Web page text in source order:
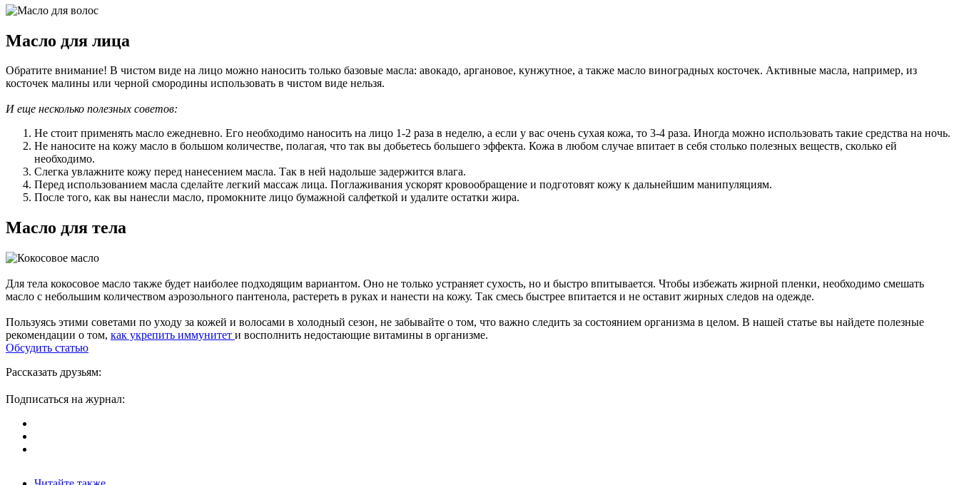
Масло для лица
Обратите внимание! В чистом виде на лицо можно наносить только базовые масла: авокадо, аргановое, кунжутное, а также масло виноградных косточек. Активные масла, например, из
косточек малины или черной смородины использовать в чистом виде нельзя.
И еще несколько полезных советов:
Не стоит применять масло ежедневно. Его необходимо наносить на лицо 1-2 раза в неделю, а если у вас очень сухая кожа, то 3-4 раза. Иногда можно использовать такие средства на ночь.
Не наносите на кожу масло в большом количестве, полагая, что так вы добьетесь большего эффекта. Кожа в любом случае впитает в себя столько полезных веществ, сколько ей
необходимо.
Слегка увлажните кожу перед нанесением масла. Так в ней надольше задержится влага.
Перед использованием масла сделайте легкий массаж лица. Поглаживания ускорят кровообращение и подготовят кожу к дальнейшим манипуляциям.
После того, как вы нанесли масло, промокните лицо бумажной салфеткой и удалите остатки жира.
Масло для тела
Для тела кокосовое масло также будет наиболее подходящим вариантом. Оно не только устраняет сухость, но и быстро впитывается. Чтобы избежать жирной пленки, необходимо смешать
масло с небольшим количеством аэрозольного пантенола, растереть в руках и нанести на кожу. Так смесь быстрее впитается и не оставит жирных следов на одежде.
Пользуясь этими советами по уходу за кожей и волосами в холодный сезон, не забывайте о том, что важно следить за состоянием организма в целом. В нашей статье вы найдете полезные
рекомендации о том, как укрепить иммунитет и восполнить недостающие витамины в организме.
Обсудить статью
Рассказать друзьям:
Подписаться на журнал: